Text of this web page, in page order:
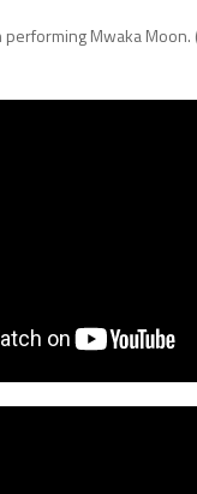
Mwaka Moon.